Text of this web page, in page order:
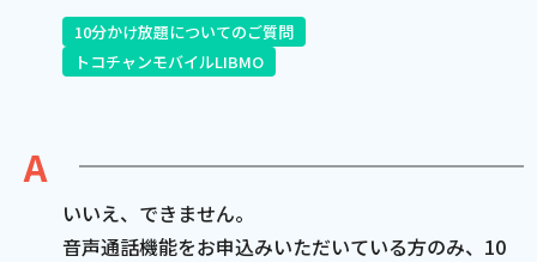
テレビ
10分かけ放題についてのご質問
トコチャンモバイルLIBMO
いいえ、できません。
音声通話機能をお申込みいただいている方のみ、10